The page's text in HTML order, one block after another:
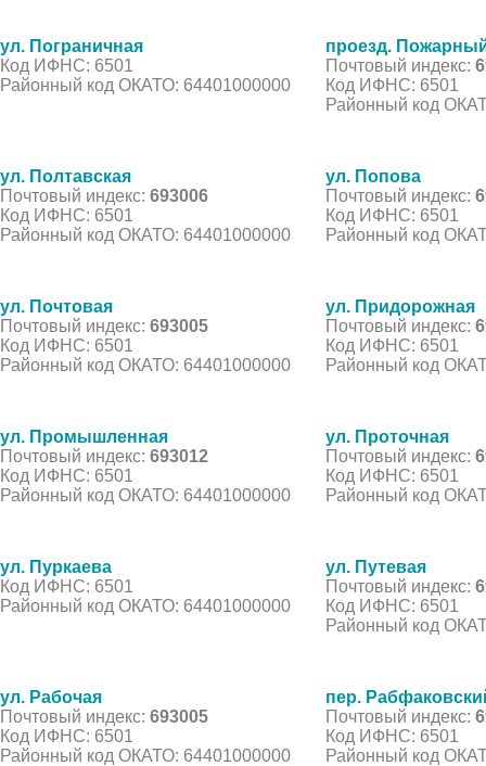
ул. Пограничная
Код ИФНС: 6501
Районный код ОКАТО: 64401000000
проезд.
Почтовый индекс:
Код ИФНС: 6501
Районный код
ул. Полтавская
Почтовый индекс: 693006
Код ИФНС: 6501
Районный код ОКАТО: 64401000000
ул. Попова
Почтовый индекс:
Код ИФНС: 6501
Районный код
ул. Почтовая
Почтовый индекс: 693005
Код ИФНС: 6501
Районный код ОКАТО: 64401000000
ул. Придорожная
Почтовый индекс:
Код ИФНС: 6501
Районный код
ул. Промышленная
Почтовый индекс: 693012
Код ИФНС: 6501
Районный код ОКАТО: 64401000000
ул. Проточная
Почтовый индекс:
Код ИФНС: 6501
Районный код
ул. Пуркаева
Код ИФНС: 6501
Районный код ОКАТО: 64401000000
ул. Путевая
Почтовый индекс:
Код ИФНС: 6501
Районный код
ул. Рабочая
Почтовый индекс: 693005
Код ИФНС: 6501
Районный код ОКАТО: 64401000000
пер.
Почтовый индекс:
Код ИФНС: 6501
Районный код